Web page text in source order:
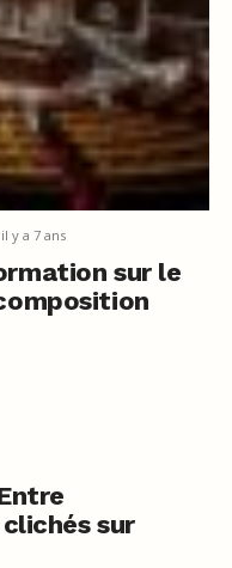
il y a 7 ans
sur le
sur